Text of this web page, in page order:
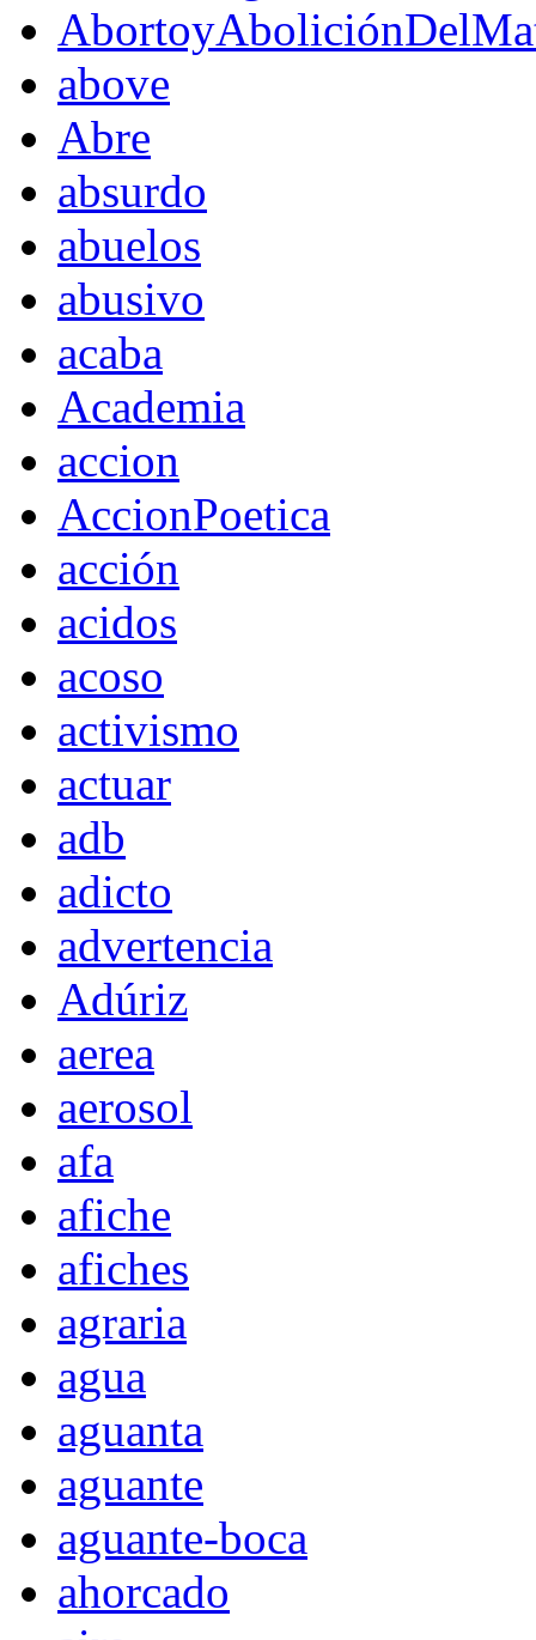
above
Abre
absurdo
abuelos
abusivo
acaba
Academia
accion
AccionPoetica
acción
acidos
acoso
activismo
actuar
adb
adicto
advertencia
Adúriz
aerea
aerosol
afa
afiche
afiches
agraria
agua
aguanta
aguante
aguante-boca
ahorcado